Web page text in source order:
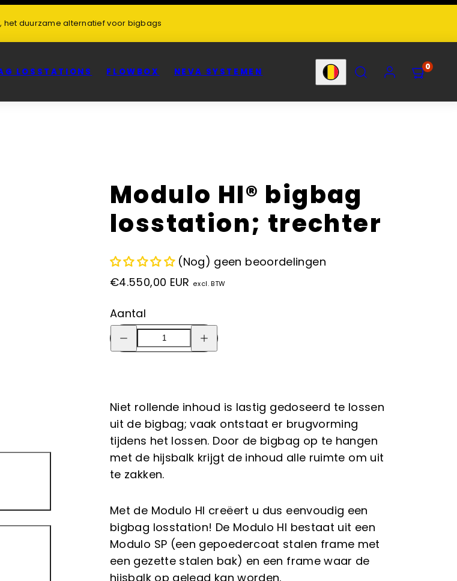
het duurzame alternatief voor bigbags
LOSSTATIONS FLOWBOX NEVA SYSTEMEN Land
ZOEK ACCOUNT0
Modulo HI® bigbag
losstation; trechter
(Nog) geen beoordelingen
Prijs
€4.550,00 EUR excl. BTW
Aantal
Niet rollende inhoud is lastig gedoseerd te lossen
uit de bigbag; vaak ontstaat er brugvorming
tijdens het lossen. Door de bigbag op te hangen
met de hijsbalk krijgt de inhoud alle ruimte om uit
te zakken.
Met de Modulo HI creëert u dus eenvoudig een
bigbag losstation! De Modulo HI bestaat uit een
Modulo SP (een gepoedercoat stalen frame met
een gezette stalen bak) en een frame waar de
hijsbalk op gelegd kan worden.